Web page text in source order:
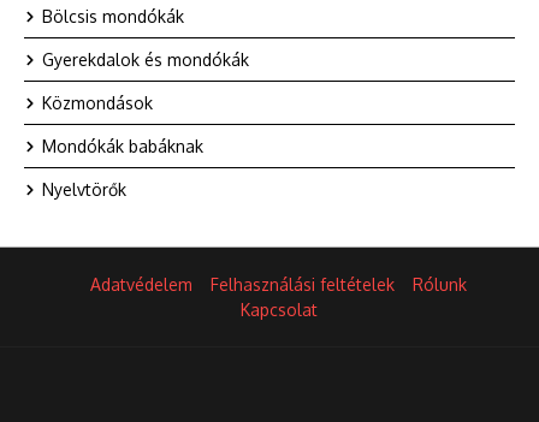
Bölcsis mondókák
Gyerekdalok és mondókák
Közmondások
Mondókák babáknak
Nyelvtörők
Adatvédelem Felhasználási feltételek
Rólunk
Kapcsolat